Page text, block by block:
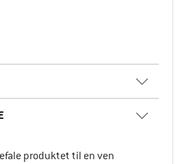
produktet til en ven